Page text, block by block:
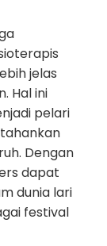
jelas
Hal ini
pelari
Dengan
dapat
dunia lari
festival